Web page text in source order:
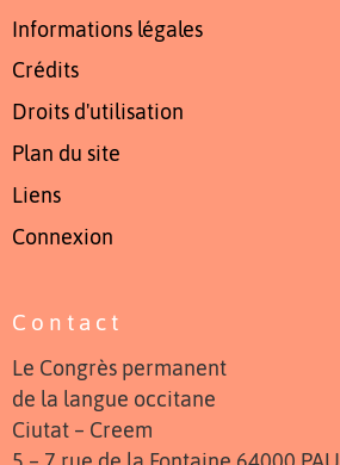
Informations légales
Crédits
Droits d'utilisation
Plan du site
Liens
Connexion
Contact
Le Congrès permanent
de la langue occitane
Ciutat – Creem